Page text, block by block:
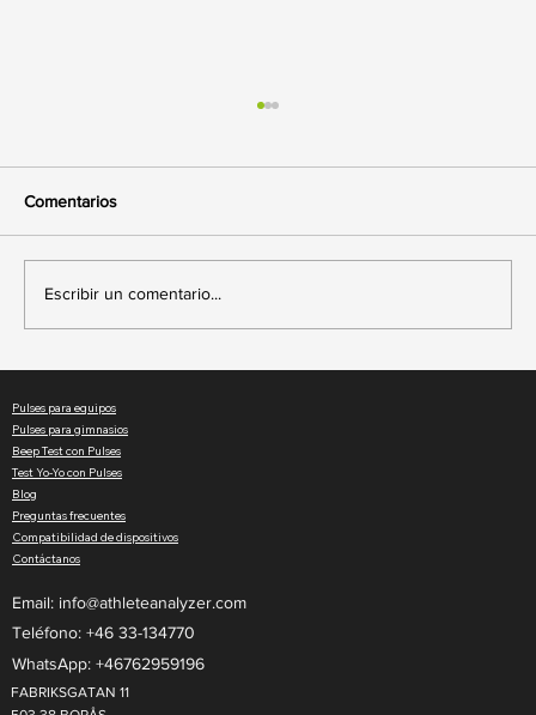
frecuencia cardíaca en el deporte — y las
herramientas para hacerlo bien
Comentarios
Escribir un comentario...
Pulses para equipos
Pulses para gimnasios
Beep Test con Pulses
Test Yo-Yo con Pulses
Blog
Preguntas frecuentes
Compatibilidad de dispositivos
Contáctanos
Email: info@athleteanalyzer.com
Teléfono: +46 33-134770​
WhatsApp: +46762959196
FABRIKSGATAN 11